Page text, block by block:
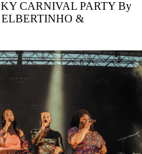
CARNIVAL PARTY By
ELBERTINHO &